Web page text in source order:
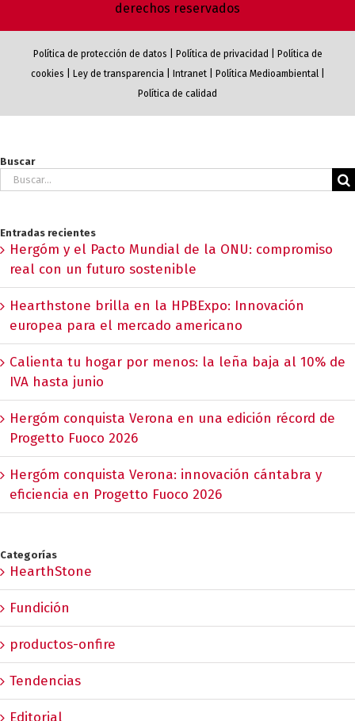
derechos reservados
Política de protección de datos Política de privacidad
Política de
cookies
Ley de transparencia| Intranet| Política Medioambiental|
Política de calidad
Buscar
Buscar:
Entradas recientes
Hergóm y el Pacto Mundial de la ONU: compromiso
real con un futuro sostenible
Hearthstone brilla en la HPBExpo: Innovación
europea para el mercado americano
Calienta tu hogar por menos: la leña baja al 10% de
IVA hasta junio
Hergóm conquista Verona en una edición récord de
Progetto Fuoco 2026
Hergóm conquista Verona: innovación cántabra y
eficiencia en Progetto Fuoco 2026
Categorías
HearthStone
Fundición
productos-onfire
Tendencias
Editorial